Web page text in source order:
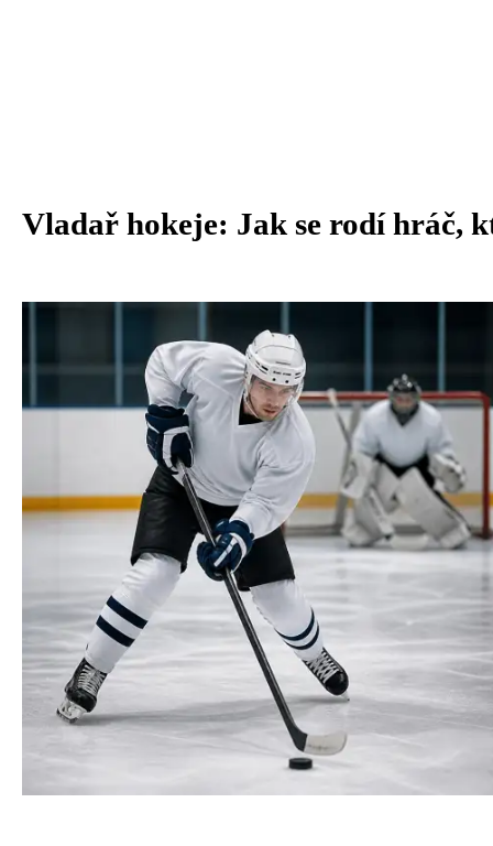
Vladař hokeje: Jak se rodí hráč,